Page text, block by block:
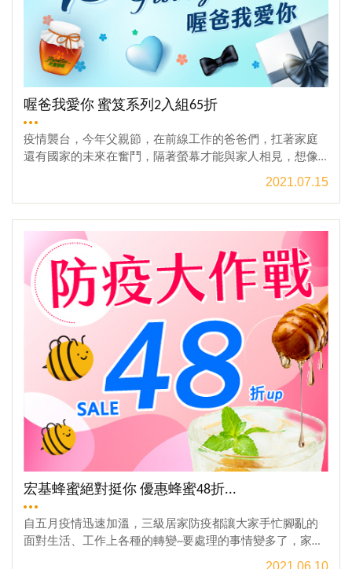
喔爸我愛你 蜜笈系列2入組65折
疫情襲台，今年父親節，在前線工作的爸爸們，扛著家庭
還有國家的未來在奮鬥，隔著螢幕才能與家人相見，想像
相擁的溫度；在家工作的父親們，開始當個說故事大哥
這時可要準備最上等的優質蜂蜜，來撫慰爸爸勞碌的身心
靈。宏基蜂蜜這次父親節，準備超優質組合折扣，讓你的
超級心意給爸爸滿滿的續航力。體貼寵爸爸，換我用健康
營養的蜂蜜保護你！宏基蜂蜜 蜜笈系列2入組合只要1000元
!!!〈限時下殺65折〉快到宏基蜂蜜購買最優惠的父親節禮
物 ，孝敬爸爸的最好選擇 ~！官網門市 同步優惠「喔爸我
愛你」折扣優惠活動時間 :2021年07月16日 至 2021年08月
08日「喔爸我愛你」折扣優惠活動內容 :蜜笈系列 指定商
品二入組 最低下殺 65折!!!!<<前往 [喔爸我愛你] 優惠專區>>
本優惠活動相關規定：1.本活動優惠適用於宏基蜜蜂生態農
場門市與官方網站。2.本活動無法與「VIP會員折扣」或其
他的優惠方案合併使用。3.門市優惠活動皆不包含宅配相關
費用，如需代為宅配，相關收費標準與服務請洽現場門市
人員。4.本公司保有於活動期間內更改活動規則和內容之權
利，活動內容之變動將於本活動網頁中更新，恕不另行通
知。❁專屬好康，絕對不能錯過❁☘喔爸我愛你 雙倍寵爸☘
→二入指定商品65折起✽大宗採購 送禮新寵兒✽→健康體面
伴手禮♛ VIP會員 終身9折優惠♛→老朋友別忘了回來~！☀
2021.07.15
觀看更多
宏基蜂蜜絕對挺你 優惠蜂蜜48折...
自五月疫情迅速加溫，三級居家防疫都讓大家手忙腳亂的
面對生活、工作上各種的轉變~要處理的事情變多了，家庭
的開支更大了，錢包變的更扁了…在家裡一直窩著，還要自
2021.06.10